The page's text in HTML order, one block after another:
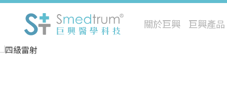
關於巨興 巨興產品